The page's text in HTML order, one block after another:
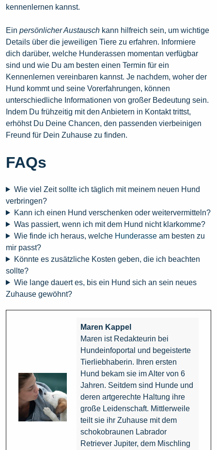
kennenlernen kannst.
Ein persönlicher Austausch kann hilfreich sein, um wichtige
Details über die jeweiligen Tiere zu erfahren. Informiere
dich darüber, welche Hunderassen momentan verfügbar
sind und wie Du am besten einen Termin für ein
Kennenlernen vereinbaren kannst. Je nachdem, woher der
Hund kommt und seine Vorerfahrungen, können
unterschiedliche Informationen von großer Bedeutung sein.
Indem Du frühzeitig mit den Anbietern in Kontakt trittst,
erhöhst Du Deine Chancen, den passenden vierbeinigen
Freund für Dein Zuhause zu finden.
FAQs
Wie viel Zeit sollte ich täglich mit meinem neuen Hund
verbringen?
Kann ich einen Hund verschenken oder weitervermitteln?
Was passiert, wenn ich mit dem Hund nicht klarkomme?
Wie finde ich heraus, welche Hunderasseam besten zu
mir passt?
Könnte es zusätzliche Kosten geben, die ich beachten
sollte?
Wie lange dauert es, bis ein Hund sich an sein neues
Zuhause gewöhnt?
Maren Kappel
Maren ist Redakteurin bei
Hundeinfoportal und begeisterte
Tierliebhaberin. Ihren ersten
Hund bekam sie im Alter von 6
Jahren. Seitdem sind Hunde und
deren artgerechte Haltung ihre
große Leidenschaft. Mittlerweile
teilt sie ihr Zuhause mit dem
schokobraunen Labrador
Retriever Jupiter, dem Mischling